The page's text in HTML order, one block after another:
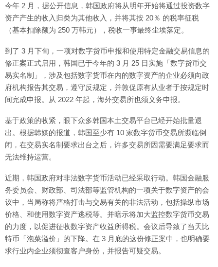
今年 2 月，据公开信息，韩国政府将从明年开始将通过投资数字
资产产生的收入归类为其他收入，并将其按 20％ 的税率征税
（基本扣除额为 250 万韩元），税收一事最终尘埃落定。
到了 3 月下旬，一项对数字货币申报和使用特定金融交易信息的
修正案正式启用，韩国已于今年的 3 月 25 日实施「数字货币交
易实名制」，涉及包括数字货币在内的数字资产的企业必须向政
府机构报告其交易，遵守反规定，并敦促原有从业者于按规定时
间完成申报。从 2022 年起，海外交易所也须义务申报。
基于政策的收紧，眼下众多韩国本土交易平台已经开始批量退
出。根据韩媒的报道，韩国至少有 10 家数字货币交易所濒临倒
闭，在交易实名制要求出台之后，许多交易所因需要满足要求而
无法维持运营。
近期，韩国政府对非法数字货币活动已经采取行动。韩国金融服
务委员会、财政部、司法部等监管机构的一项关于数字资产的会
议中，当局称将严格打击与交易有关的非法活动，包括操纵市场
价格、和使用数字资产逃税等。并暗示将加大监控数字货币交易
的力度，以促进征收数字资产收益所得税。会议后导致了当天比
特币「泡菜溢价」的下降。在 3 月底的这份修正案中，也明确要
求行业内企业须彻查客户身份，并报告可疑交易。